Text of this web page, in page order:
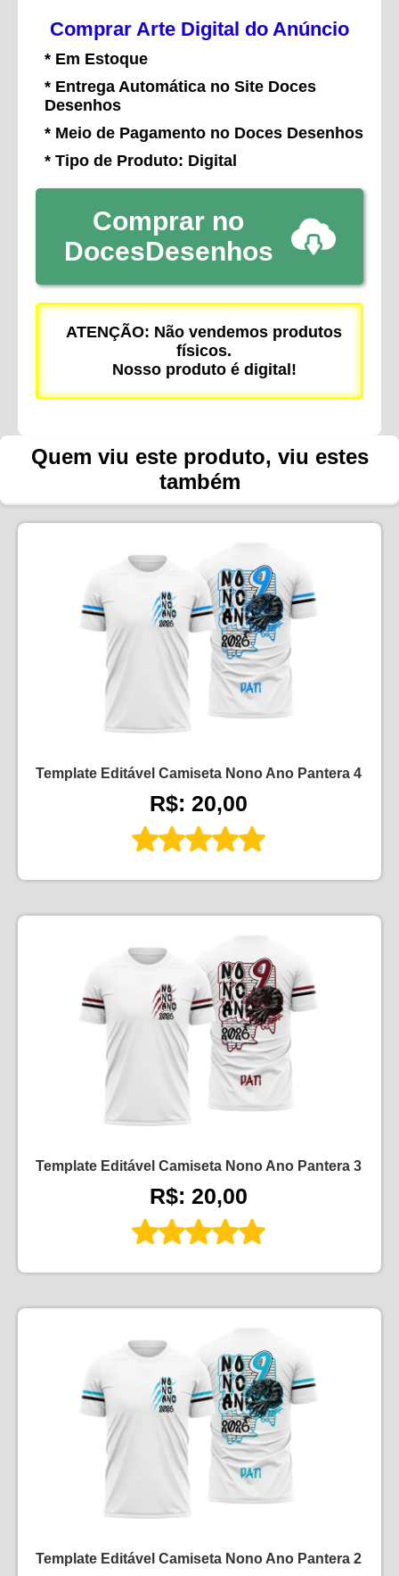
Comprar Arte Digital do Anúncio
* Em Estoque
* Entrega Automática no Site Doces
Desenhos
* Meio de Pagamento no Doces Desenhos
* Tipo de Produto: Digital
Comprar no
DocesDesenhos
ATENÇÃO: Não vendemos produtos
físicos.
Nosso produto é digital!
Quem viu este produto, viu estes
também
Template Editável Camiseta Nono Ano Pantera 4
R$: 20,00
Template Editável Camiseta Nono Ano Pantera 3
R$: 20,00
Template Editável Camiseta Nono Ano Pantera 2